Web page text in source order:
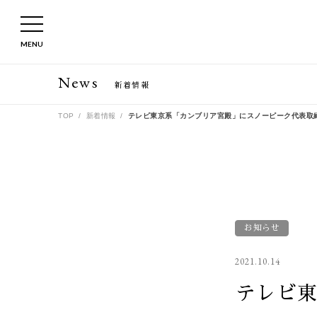
MENU
News 新着情報
TOP 新着情報 テレビ東京系「カンブリア宮殿」にスノーピーク代表
お知らせ
2021.10.14
テレビ